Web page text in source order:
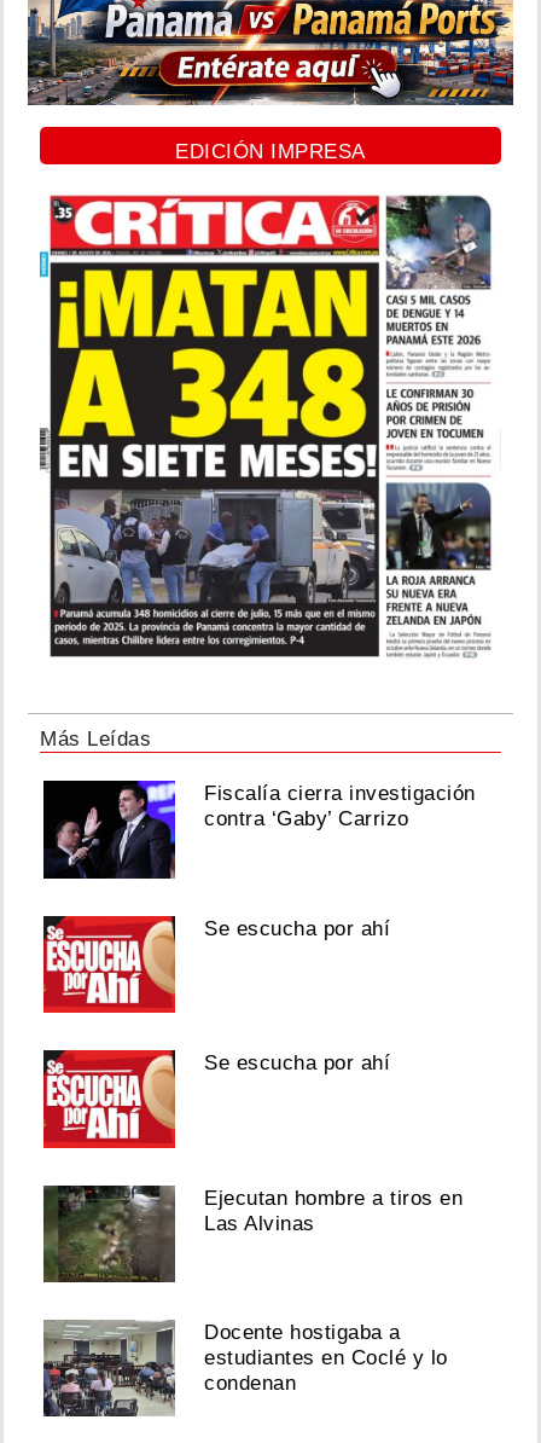
EDICIÓN IMPRESA
Más Leídas
Fiscalía cierra investigación
contra ‘Gaby’ Carrizo
Se escucha por ahí
Se escucha por ahí
Ejecutan hombre a tiros en
Las Alvinas
Docente hostigaba a
estudiantes en Coclé y lo
condenan